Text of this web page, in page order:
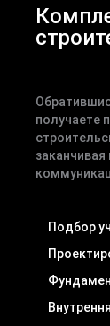
получаете
Подбор